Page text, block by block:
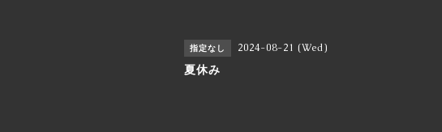
指定なし 2024-08-21 (Wed)
夏休み